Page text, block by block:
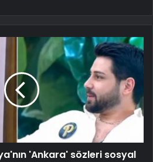
'Ankara' sözleri sosyal